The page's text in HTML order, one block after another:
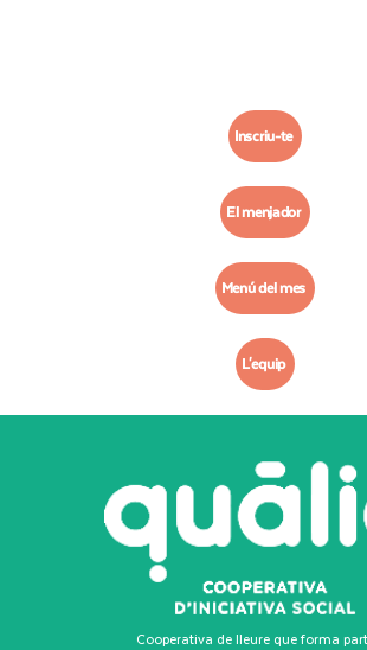
Inscriu-te
El menjador
Menú del mes
L'equip
Cooperativa de lleure que forma